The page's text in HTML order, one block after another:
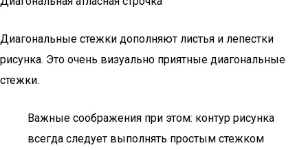
Диагональные стежки дополняют листья и лепестки
рисунка. Это очень визуально приятные диагональные
стежки.
Важные соображения при этом: контур рисунка
всегда следует выполнять простым стежком